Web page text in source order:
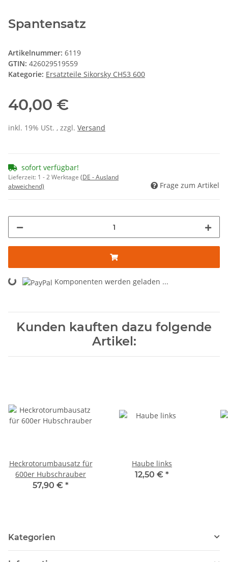
Spantensatz
Artikelnummer: 6119
GTIN: 426029519559
Kategorie: Ersatzteile Sikorsky CH53 600
40,00 €
inkl. 19% USt. , zzgl. Versand
sofort verfügbar!
Lieferzeit: 1 - 2 Werktage (DE - Ausland
abweichend)
Frage zum Artikel
Loading... Komponenten werden geladen ...
Kunden kauften dazu folgende
Artikel:
Heckrotorumbausatz für
600er Hubschrauber
57,90 € *
Haube links
12,50 € *
Kategorien